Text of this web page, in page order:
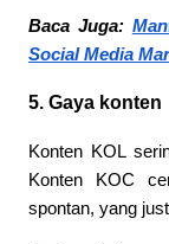
Baca Juga:
Social Media
5. Gaya konten
Konten KOL
Konten KOC
spontan, yang